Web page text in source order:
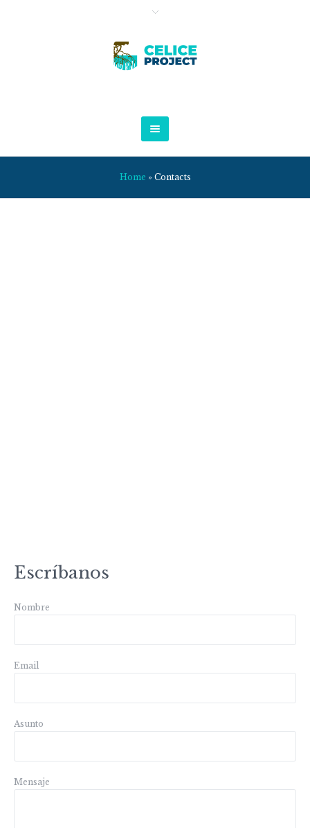
Home » Contacts
Escríbanos
Nombre
Email
Asunto
Mensaje